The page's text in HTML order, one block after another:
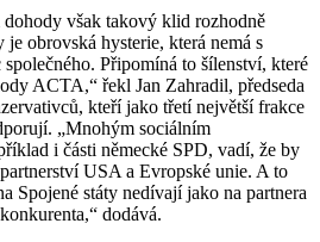
však takový klid rozhodně
obrovská hysterie, která nemá s
Připomíná to šílenství, které
ACTA,“ řekl Jan Zahradil, předseda
kteří jako třetí největší frakce
„Mnohým sociálním
i části německé SPD, vadí, že by
USA a Evropské unie. A to
Spojené státy nedívají jako na partnera
dodává.